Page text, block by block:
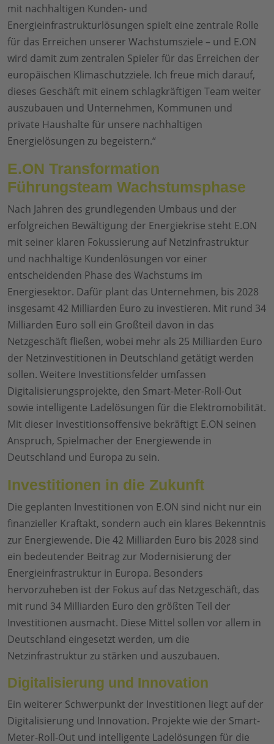
mit nachhaltigen Kunden- und
Energieinfrastrukturlösungen spielt eine zentrale Rolle
für das Erreichen unserer Wachstumsziele – und E.ON
wird damit zum zentralen Spieler für das Erreichen der
europäischen Klimaschutzziele. Ich freue mich darauf,
dieses Geschäft mit einem schlagkräftigen Team weiter
auszubauen und Unternehmen, Kommunen und
private Haushalte für unsere nachhaltigen
Energielösungen zu begeistern.“
E.ON Transformation
Führungsteam Wachstumsphase
Nach Jahren des grundlegenden Umbaus und der
erfolgreichen Bewältigung der Energiekrise steht E.ON
mit seiner klaren Fokussierung auf Netzinfrastruktur
und nachhaltige Kundenlösungen vor einer
entscheidenden Phase des Wachstums im
Energiesektor. Dafür plant das Unternehmen, bis 2028
insgesamt 42 Milliarden Euro zu investieren. Mit rund 34
Milliarden Euro soll ein Großteil davon in das
Netzgeschäft fließen, wobei mehr als 25 Milliarden Euro
der Netzinvestitionen in Deutschland getätigt werden
sollen. Weitere Investitionsfelder umfassen
Digitalisierungsprojekte, den Smart-Meter-Roll-Out
sowie intelligente Ladelösungen für die Elektromobilität.
Mit dieser Investitionsoffensive bekräftigt E.ON seinen
Anspruch, Spielmacher der Energiewende in
Deutschland und Europa zu sein.
Investitionen in die Zukunft
Die geplanten Investitionen von E.ON sind nicht nur ein
finanzieller Kraftakt, sondern auch ein klares Bekenntnis
zur Energiewende. Die 42 Milliarden Euro bis 2028 sind
ein bedeutender Beitrag zur Modernisierung der
Energieinfrastruktur in Europa. Besonders
hervorzuheben ist der Fokus auf das Netzgeschäft, das
mit rund 34 Milliarden Euro den größten Teil der
Investitionen ausmacht. Diese Mittel sollen vor allem in
Deutschland eingesetzt werden, um die
Netzinfrastruktur zu stärken und auszubauen.
Digitalisierung und Innovation
Ein weiterer Schwerpunkt der Investitionen liegt auf der
Digitalisierung und Innovation. Projekte wie der Smart-
Meter-Roll-Out und intelligente Ladelösungen für die